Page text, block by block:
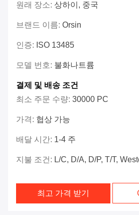
원래 장소: 상하이, 중국
브랜드 이름: Orsin
인증: ISO 13485
모델 번호: 불화나트륨
결제 및 배송 조건
최소 주문 수량: 30000 PC
가격: 협상 가능
배달 시간: 1-4 주
지불 조건: L/C, D/A, D/P, T/T,
최고 가격 받기